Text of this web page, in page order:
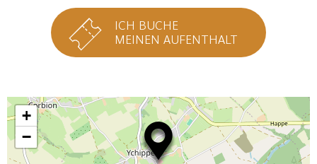
ICH BUCHE
MEINEN AUFENTHALT
+
−